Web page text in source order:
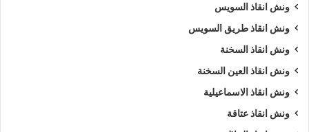
ونش انقاذ السويس
ونش انقاذ طريق السويس
ونش انقاذ السخنة
ونش انقاذ العين السخنة
ونش انقاذ الاسماعيلية
ونش انقاذ عتاقة